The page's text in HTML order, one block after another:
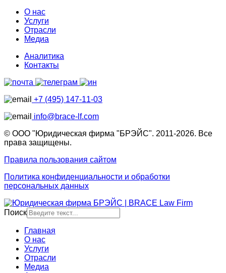
О нас
Услуги
Отрасли
Медиа
Аналитика
Контакты
+7 (495) 147-11-03
info@brace-lf.com
© ООО "Юридическая фирма "БРЭЙС". 2011-2026. Все
права защищены.
Правила пользования сайтом
Политика конфиденциальности и обработки
персональных данных
Поиск
Главная
О нас
Услуги
Отрасли
Медиа